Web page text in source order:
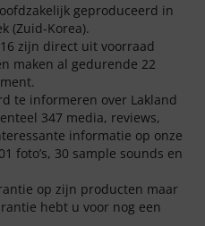
geproduceerd in
(Zuid-Korea).
zijn direct uit voorraad
maken al gedurende 22
te informeren over Lakland
347 media, reviews,
informatie op onze
foto’s, 30 sample sounds en
op zijn producten maar
hebt u voor nog een